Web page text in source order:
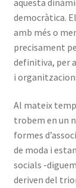
democràtica.
amb més o
precisament
definitiva, per
i
Al mateix
trobem en un
formes
de moda i
socials -
deriven del